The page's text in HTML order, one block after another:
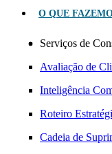
O QUE
Serviços de
Avaliação de
Inteligência
Roteiro
Cadeia de